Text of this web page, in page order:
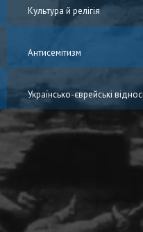
Культура й релігія
Антисемітизм
Українсько-єврейські